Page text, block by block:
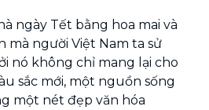
ngày Tết bằng hoa mai và
mà người Việt Nam ta sử
nó không chỉ mang lại cho
sắc mới, một nguồn sống
một nét đẹp văn hóa